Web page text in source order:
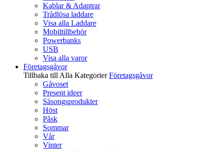
Kablar & Adaptrar
Trådlösa laddare
Visa alla Laddare
Mobiltillbehör
Powerbanks
USB
Visa alla varor
Företagsgåvor
Tillbaka till Alla Kategorier Företagsgåvor
Gåvoset
Present ideer
Säsongsprodukter
Höst
Påsk
Sommar
Vår
Vinter